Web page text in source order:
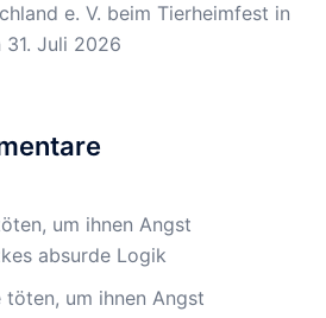
e. V. beim Tierheimfest in
31. Juli 2026
um ihnen Angst
absurde Logik
töten, um ihnen Angst